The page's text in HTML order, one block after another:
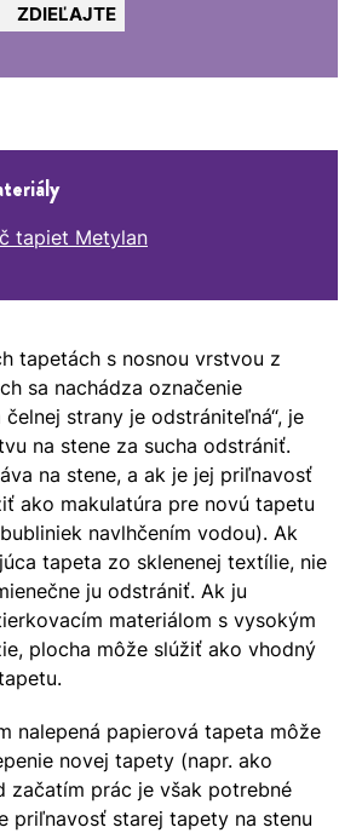
ZDIEĽAJTE
tapetách s nosnou vrstvou z
sa nachádza označenie
čelnej strany je odstrániteľná“, je
na stene za sucha odstrániť.
na stene, a ak je jej priľnavosť
ako makulatúra pre novú tapetu
navlhčením vodou). Ak
tapeta zo sklenenej textílie, nie
ju odstrániť. Ak ju
materiálom s vysokým
plocha môže slúžiť ako vhodný
tapiet Metylan
nalepená papierová tapeta môže
novej tapety (napr. ako
začatím prác je však potrebné
priľnavosť starej tapety na stenu